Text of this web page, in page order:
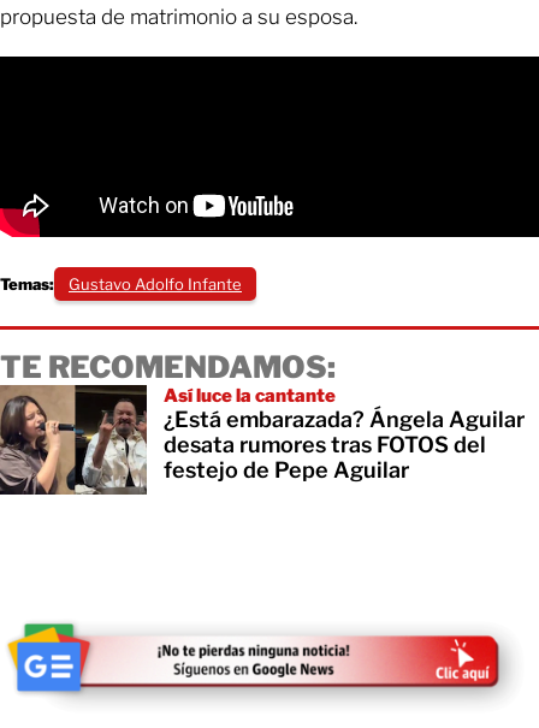
propuesta de matrimonio a su esposa.
Temas: Gustavo Adolfo Infante
TE RECOMENDAMOS:
Así luce la cantante
¿Está embarazada? Ángela Aguilar
desata rumores tras FOTOS del
festejo de Pepe Aguilar